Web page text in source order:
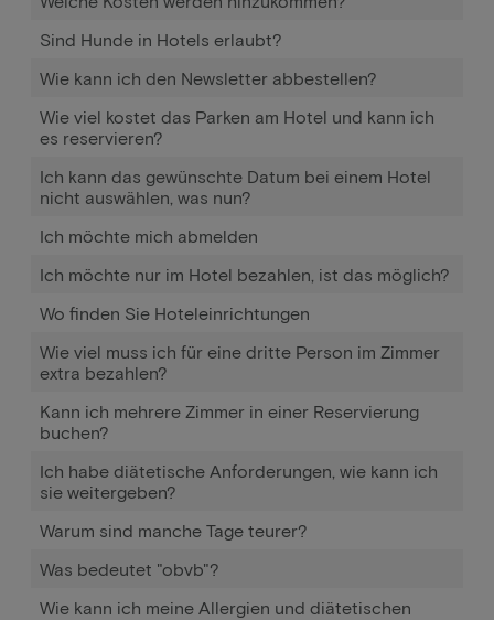
Sind Hunde in Hotels erlaubt?
Wie kann ich den Newsletter abbestellen?
Wie viel kostet das Parken am Hotel und kann ich
es reservieren?
Ich kann das gewünschte Datum bei einem Hotel
nicht auswählen, was nun?
Ich möchte mich abmelden
Ich möchte nur im Hotel bezahlen, ist das möglich?
Wo finden Sie Hoteleinrichtungen
Wie viel muss ich für eine dritte Person im Zimmer
extra bezahlen?
Kann ich mehrere Zimmer in einer Reservierung
buchen?
Ich habe diätetische Anforderungen, wie kann ich
sie weitergeben?
Warum sind manche Tage teurer?
Was bedeutet "obvb"?
Wie kann ich meine Allergien und diätetischen